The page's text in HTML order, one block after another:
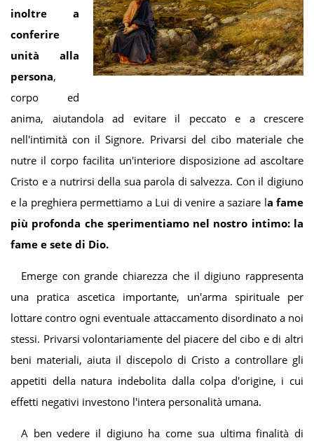
inoltre a
conferire
unità alla
persona,
corpo ed
anima, aiutandola ad evitare il peccato e a crescere
nell'intimità con il Signore. Privarsi del cibo materiale che
nutre il corpo facilita un'interiore disposizione ad ascoltare
Cristo e a nutrirsi della sua parola di salvezza. Con il digiuno
e la preghiera permettiamo a Lui di venire a saziare la fame
più profonda che sperimentiamo nel nostro intimo: la
fame e sete di Dio.
Emerge con grande chiarezza che il digiuno rappresenta
una pratica ascetica importante, un'arma spirituale per
lottare contro ogni eventuale attaccamento disordinato a noi
stessi. Privarsi volontariamente del piacere del cibo e di altri
beni materiali, aiuta il discepolo di Cristo a controllare gli
appetiti della natura indebolita dalla colpa d'origine, i cui
effetti negativi investono l'intera personalità umana.
A ben vedere il digiuno ha come sua ultima finalità di